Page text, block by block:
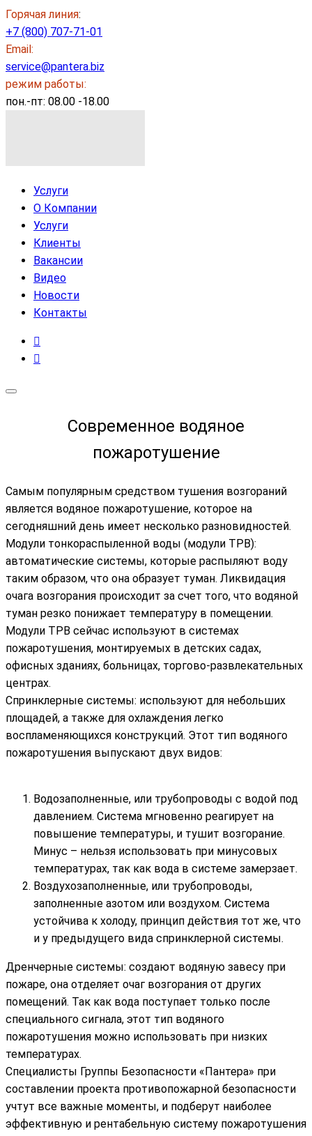
Горячая линия:
+7 (800) 707-71-01
Email:
service@pantera.biz
режим работы:
пон.-пт: 08.00 -18.00
Услуги
О Компании
Услуги
Клиенты
Вакансии
Видео
Новости
Контакты
Современное водяное
пожаротушение
Самым популярным средством тушения возгораний
является водяное пожаротушение, которое на
сегодняшний день имеет несколько разновидностей.
Модули тонкораспыленной воды (модули ТРВ):
автоматические системы, которые распыляют воду
таким образом, что она образует туман. Ликвидация
очага возгорания происходит за счет того, что водяной
туман резко понижает температуру в помещении.
Модули ТРВ сейчас используют в системах
пожаротушения, монтируемых в детских садах,
офисных зданиях, больницах, торгово-развлекательных
центрах.
Спринклерные системы: используют для небольших
площадей, а также для охлаждения легко
воспламеняющихся конструкций. Этот тип водяного
пожаротушения выпускают двух видов:
Водозаполненные, или трубопроводы с водой под
давлением. Система мгновенно реагирует на
повышение температуры, и тушит возгорание.
Минус – нельзя использовать при минусовых
температурах, так как вода в системе замерзает.
Воздухозаполненные, или трубопроводы,
заполненные азотом или воздухом. Система
устойчива к холоду, принцип действия тот же, что
и у предыдущего вида спринклерной системы.
Дренчерные системы: создают водяную завесу при
пожаре, она отделяет очаг возгорания от других
помещений. Так как вода поступает только после
специального сигнала, этот тип водяного
пожаротушения можно использовать при низких
температурах.
Специалисты Группы Безопасности «Пантера» при
составлении проекта противопожарной безопасности
учтут все важные моменты, и подберут наиболее
эффективную и рентабельную систему пожаротушения